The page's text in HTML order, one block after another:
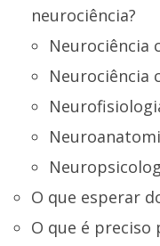
neurociência?
Neurociência
Neurociência
O que esperar
O que é preciso